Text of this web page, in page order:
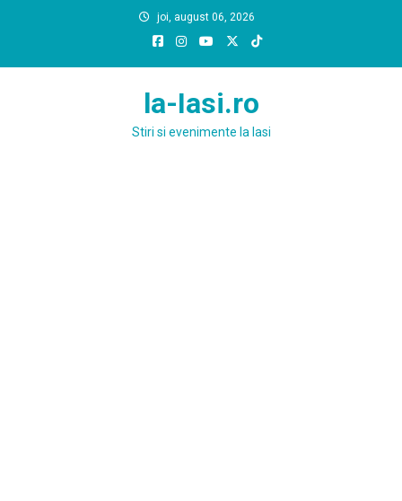
joi, august 06, 2026
la-Iasi.ro
Stiri si evenimente la Iasi